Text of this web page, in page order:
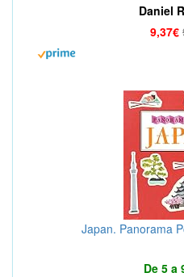
Daniel
9,37€
Japan. Panorama
De 5 a